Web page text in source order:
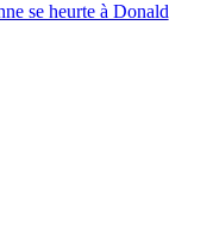
se heurte à Donald